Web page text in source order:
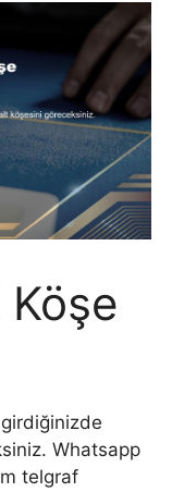
Whatsapp
telgraf